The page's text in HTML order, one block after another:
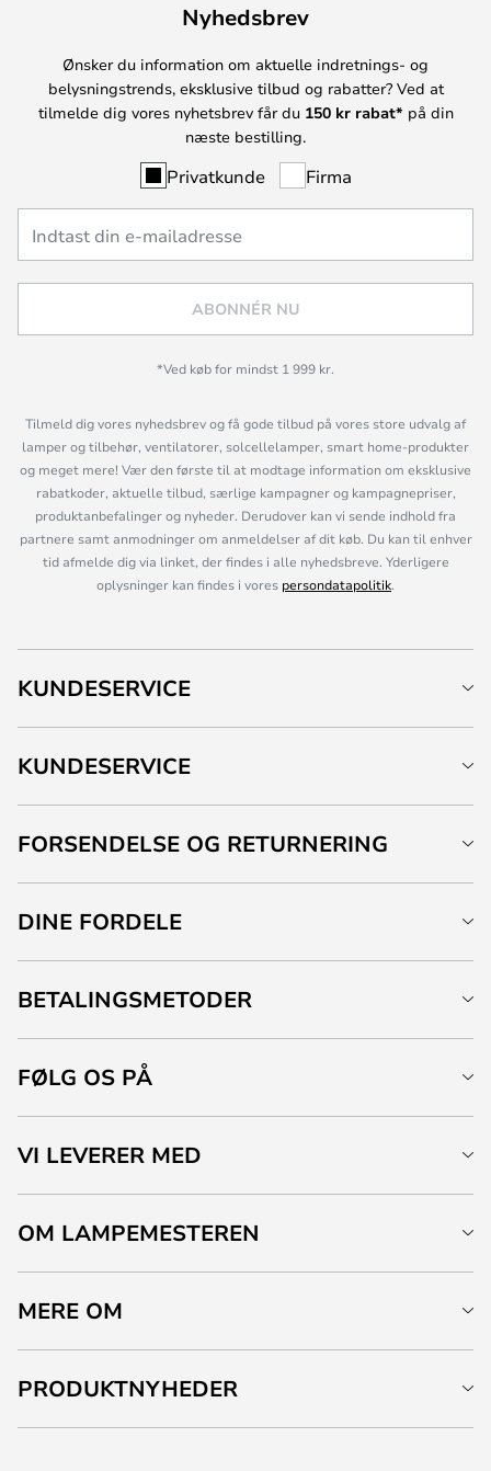
Nyhedsbrev
Ønsker du information om aktuelle indretnings- og
belysningstrends, eksklusive tilbud og rabatter? Ved at
tilmelde dig vores nyhetsbrev får du 150 kr rabat* på din
næste bestilling.
Privatkunde Firma
ABONNÉR NU
*Ved køb for mindst 1 999 kr.
Tilmeld dig vores nyhedsbrev og få gode tilbud på vores store udvalg af
lamper og tilbehør, ventilatorer, solcellelamper, smart home-produkter
og meget mere! Vær den første til at modtage information om eksklusive
rabatkoder, aktuelle tilbud, særlige kampagner og kampagnepriser,
produktanbefalinger og nyheder. Derudover kan vi sende indhold fra
partnere samt anmodninger om anmeldelser af dit køb. Du kan til enhver
tid afmelde dig via linket, der findes i alle nyhedsbreve. Yderligere
oplysninger kan findes i vores persondatapolitik.
KUNDESERVICE
KUNDESERVICE
FORSENDELSE OG RETURNERING
DINE FORDELE
BETALINGSMETODER
FØLG OS PÅ
VI LEVERER MED
OM LAMPEMESTEREN
MERE OM
PRODUKTNYHEDER